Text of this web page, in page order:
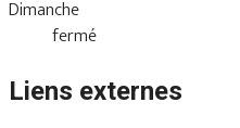
Dimanche
fermé
Liens externes